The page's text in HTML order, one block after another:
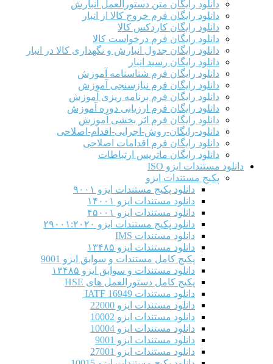
دانلود رایگان متن دستورالعمل انبارش
دانلود رایگان فرم خروج کالا از انبار
دانلود رایگان کاردکس کالا
دانلود رایگان فرم درخواست کالا
دانلود رایگان جدول انبارش و نگهداری کالا در انبار
دانلود رایگان رسید انبار
دانلود رایگان فرم شناسنامه آموزش
دانلود رایگان فرم نیازسنجی آموزش
دانلود رایگان فرم برنامه ریزی آموزش
دانلود رایگان فرم ارزیابی دوره آموزش
دانلود رایگان فرم اثر بخشی آموزش
دانلود-رایگان-روش-اجرایی-اقدام-اصلاحی
دانلود رایگان فرم اقدامات اصلاحی
دانلود رایگان ماتریس ارتباطات
دانلود مستندات ایزو ISO
پکیج مستندات ایزو
دانلود پکیج مستندات ایزو ۹۰۰۱
دانلود مستندات ایزو ۱۴۰۰۱
دانلود مستندات ایزو ۴۵۰۰۱
دانلود پکیج مستندات ایزو ۲۹۰۰۱:۲۰۲۰
دانلود مستندات IMS
دانلود مستندات ایزو ۱۳۴۸۵
پکیج کامل مستندات و سوابق ایزو 9001
دانلود مستندات و سوابق ایزو ۱۳۴۸۵
پکیج کامل دستورالعمل های HSE
دانلود مستندات IATF 16949
دانلود مستندات ایزو 22000
دانلود مستندات ایزو 10002
دانلود مستندات ایزو 10004
دانلود مستندات ایزو 9001
دانلود مستندات ایزو 27001